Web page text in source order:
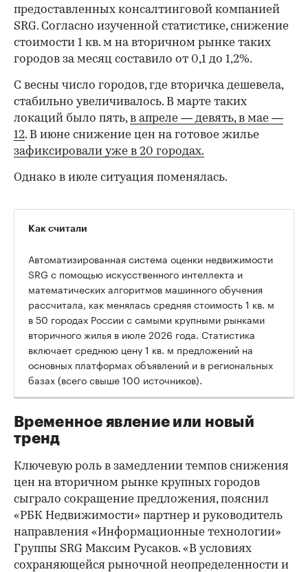
предоставленных консалтинговой компанией
SRG. Согласно изученной статистике, снижение
стоимости 1 кв. м на вторичном рынке таких
городов за месяц составило от 0,1 до 1,2%.
С весны число городов, где вторичка дешевела,
стабильно увеличивалось. В марте таких
локаций было пять,в апреле — девять,в мае —
12. В июне снижение цен на готовое жилье
зафиксировали уже в 20 городах.
Однако в июле ситуация поменялась.
00:00 / 00:00
Как считали
Автоматизированная система оценки недвижимости
SRG с помощью искусственного интеллекта и
математических алгоритмов машинного обучения
рассчитала, как менялась средняя стоимость 1 кв. м
в 50 городах России с самыми крупными рынками
вторичного жилья в июле 2026 года. Статистика
включает среднюю цену 1 кв. м предложений на
основных платформах объявлений и в региональных
базах (всего свыше 100 источников).
Временное явление или новый
тренд
Ключевую роль в замедлении темпов снижения
цен на вторичном рынке крупных городов
сыграло сокращение предложения, пояснил
«РБК Недвижимости» партнер и руководитель
направления «Информационные технологии»
Группы SRG Максим Русаков. «В условиях
сохраняющейся рыночной неопределенности и